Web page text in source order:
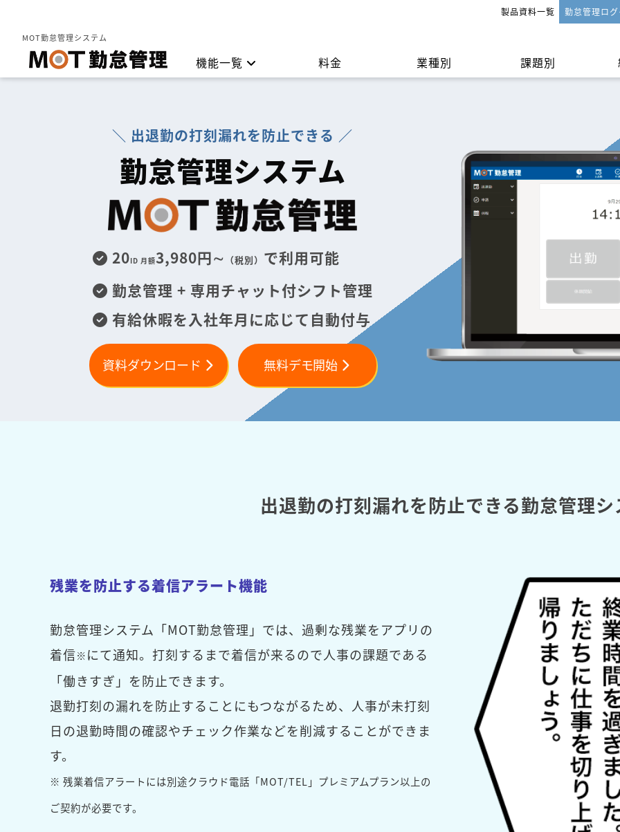
勤怠管理ロ
製品資料一覧
MOT勤怠管理システム
機能一覧
勤怠管理 打刻方法
料金 業種別 課題別
＼ 出退勤の打刻漏れを防止できる ／
勤怠管理システム
20ID 月額3,980円∼ （税別） で利用可能
勤怠管理 + 専用チャット付シフト管理
有給休暇を入社年月に応じて自動付与
資料ダウンロード 無料デモ開始
出退勤の打刻漏れを防止できる勤怠管理シ
残業を防止する着信アラート機能
勤怠管理システム「MOT勤怠管理」では、過剰な残業をアプリの
着信※にて通知。打刻するまで着信が来るので人事の課題である
「働きすぎ」を防止できます。
退勤打刻の漏れを防止することにもつながるため、人事が未打刻
日の退勤時間の確認やチェック作業などを削減することができま
す。
※ 残業着信アラートには別途クラウド電話「MOT/TEL」プレミアムプラン以上の
ご契約が必要です。